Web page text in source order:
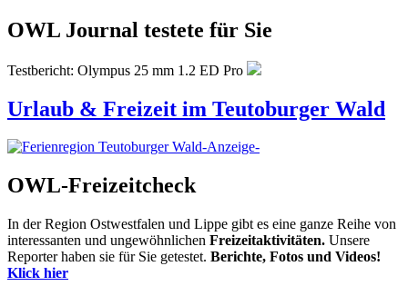
OWL Journal testete für Sie
Testbericht: Olympus 25 mm 1.2 ED Pro
Urlaub & Freizeit im Teutoburger Wald
-Anzeige-
OWL-Freizeitcheck
In der Region Ostwestfalen und Lippe gibt es eine ganze Reihe von
interessanten und ungewöhnlichen Freizeitaktivitäten. Unsere
Reporter haben sie für Sie getestet. Berichte, Fotos und Videos!
Klick hier